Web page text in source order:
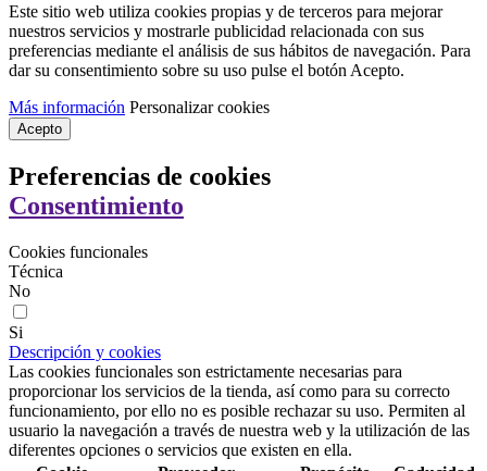
Este sitio web utiliza cookies propias y de terceros para mejorar
nuestros servicios y mostrarle publicidad relacionada con sus
preferencias mediante el análisis de sus hábitos de navegación. Para
dar su consentimiento sobre su uso pulse el botón Acepto.
Más información Personalizar cookies
Acepto
Preferencias de cookies
Consentimiento
Cookies funcionales
Técnica
No
Si
Descripción y cookies
Las cookies funcionales son estrictamente necesarias para
proporcionar los servicios de la tienda, así como para su correcto
funcionamiento, por ello no es posible rechazar su uso. Permiten al
usuario la navegación a través de nuestra web y la utilización de las
diferentes opciones o servicios que existen en ella.